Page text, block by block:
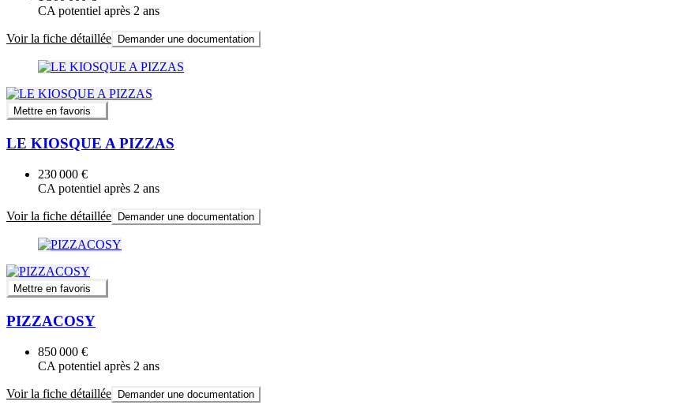
CA potentiel après 2 ans
Voir la fiche détaillée Demander une documentation
Mettre en favoris
LE KIOSQUE A PIZZAS
230 000 €
CA potentiel après 2 ans
Voir la fiche détaillée Demander une documentation
Mettre en favoris
PIZZACOSY
850 000 €
CA potentiel après 2 ans
Voir la fiche détaillée Demander une documentation